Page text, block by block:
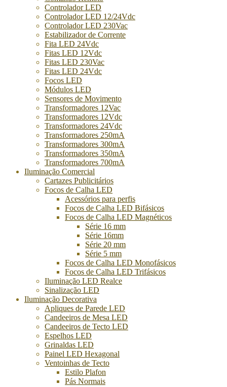
Controlador LED
Controlador LED 12/24Vdc
Controlador LED 230Vac
Estabilizador de Corrente
Fita LED 24Vdc
Fitas LED 12Vdc
Fitas LED 230Vac
Fitas LED 24Vdc
Focos LED
Módulos LED
Sensores de Movimento
Transformadores 12Vac
Transformadores 12Vdc
Transformadores 24Vdc
Transformadores 250mA
Transformadores 300mA
Transformadores 350mA
Transformadores 700mA
Iluminação Comercial
Cartazes Publicitários
Focos de Calha LED
Acessórios para perfis
Focos de Calha LED Bifásicos
Focos de Calha LED Magnéticos
Série 16 mm
Série 16mm
Série 20 mm
Série 5 mm
Focos de Calha LED Monofásicos
Focos de Calha LED Trifásicos
Iluminação LED Realce
Sinalização LED
Iluminação Decorativa
Apliques de Parede LED
Candeeiros de Mesa LED
Candeeiros de Tecto LED
Espelhos LED
Grinaldas LED
Painel LED Hexagonal
Ventoinhas de Tecto
Estilo Plafon
Pás Normais